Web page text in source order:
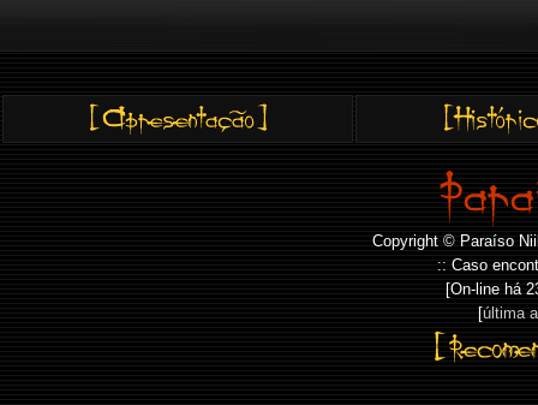
Copyright © Paraíso
:: Caso
[On-line há
[última